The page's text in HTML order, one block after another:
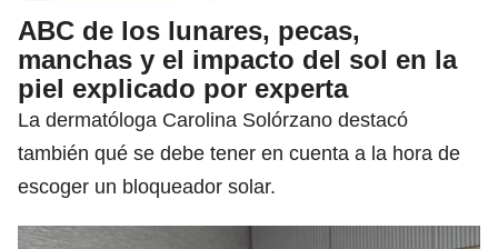
ABC de los lunares, pecas,
manchas y el impacto del sol en la
piel explicado por experta
La dermatóloga Carolina Solórzano destacó
también qué se debe tener en cuenta a la hora de
escoger un bloqueador solar.